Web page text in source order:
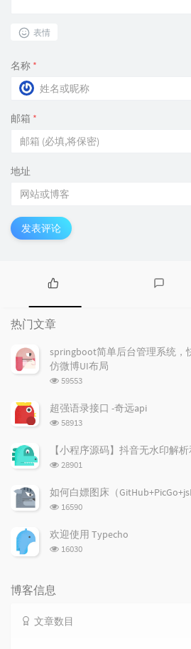
表情
名称 *
邮箱 *
地址
发表评论
热
门
文
论
热门文章
springboot简单后台管理系统，
仿微博UI布局
浏
次
数:
59553
超强语录接口 -奇远api
浏
次
数:
58913
【小程序源码】抖音无水印解
浏
次
数:
28901
如何白嫖图床（
浏
次
数:
16590
欢迎使用 Typecho
浏
16030
博客信息
文章数目